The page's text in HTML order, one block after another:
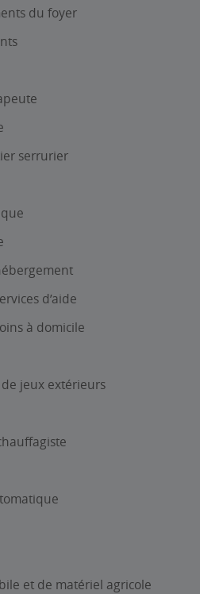
du foyer
serrurier
d’aide
à domicile
jeux extérieurs
et de matériel agricole